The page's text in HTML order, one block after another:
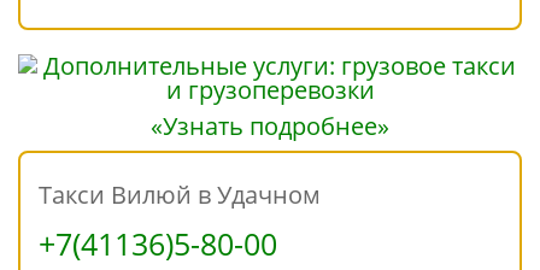
«Узнать подробнее»
Такси Вилюй в Удачном
+7(41136)5-80-00